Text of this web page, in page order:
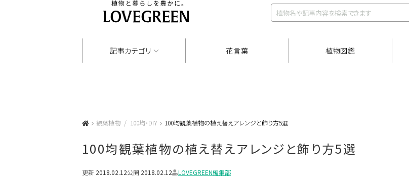
記事カテゴリ 花言葉 植物図鑑
観葉植物 100均・DIY 100均観葉植物の植え替えアレンジと飾り方5選
100均観葉植物の植え替えアレンジと飾り方5選
更新 2018.02.12公開 2018.02.12 LOVEGREEN編集部